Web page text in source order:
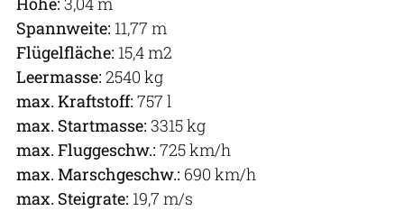
Spannweite: 11,77 m
Flügelfläche: 15,4 m2
Leermasse: 2540 kg
max. Kraftstoff: 757 l
max. Startmasse: 3315 kg
max. Fluggeschw.: 725 km/h
max. Marschgeschw.: 690 km/h
max. Steigrate: 19,7 m/s